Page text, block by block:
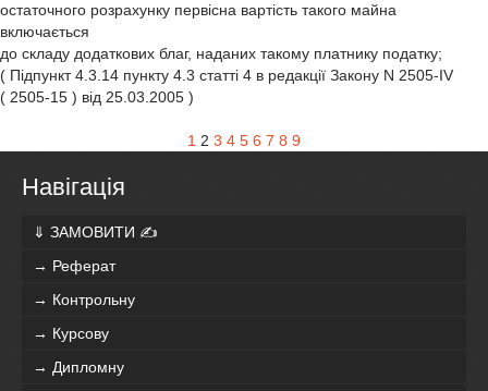
остаточного розрахунку первісна вартість такого майна
включається
до складу додаткових благ, наданих такому платнику податку;
( Підпункт 4.3.14 пункту 4.3 статті 4 в редакції Закону N 2505-IV
( 2505-15 ) від 25.03.2005 )
1 2 3 4 5 6 7 8 9
Навігація
⇓ ЗАМОВИТИ ✍
→ Реферат
→ Контрольну
→ Курсову
→ Дипломну